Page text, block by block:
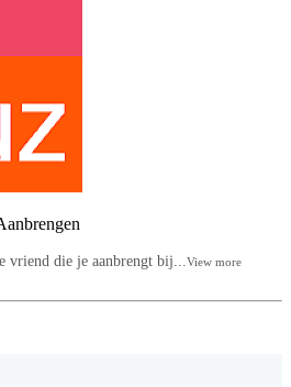
die je aanbrengt bij... View more